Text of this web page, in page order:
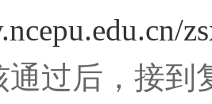
通过后，接到